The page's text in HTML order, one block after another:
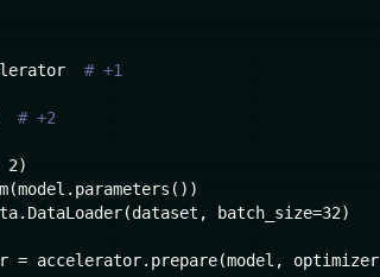
# +1
# +2
2)
(model . parameters ( ) )
. DataLoader(dataset , batch_size=32)
= accelerator. prepare(model , optimizer